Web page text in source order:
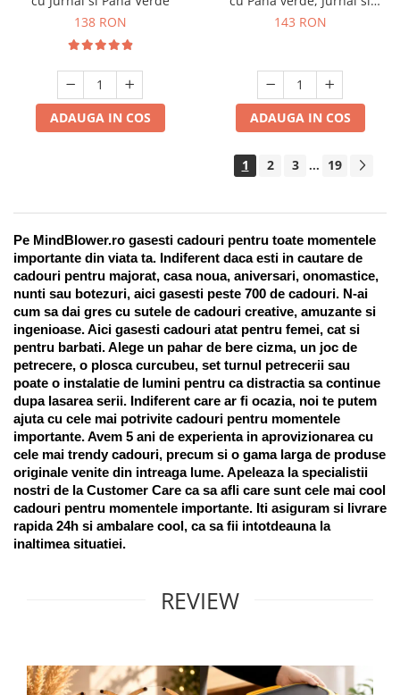
138 RON
ADAUGA IN COS
Suport pentru stilou, 9 piese
143 RON
ADAUGA IN COS
1 2 3 ... 19
Pe MindBlower.ro gasesti cadouri pentru toate momentele
importante din viata ta. Indiferent daca esti in cautare de
cadouri pentru majorat, casa noua, aniversari, onomastice,
nunti sau botezuri, aici gasesti peste 700 de cadouri. N-ai
cum sa dai gres cu sutele de cadouri creative, amuzante si
ingenioase. Aici gasesti cadouri atat pentru femei, cat si
pentru barbati. Alege un pahar de bere cizma, un joc de
petrecere, o plosca curcubeu, set turnul petrecerii sau
poate o instalatie de lumini pentru ca distractia sa continue
dupa lasarea serii. Indiferent care ar fi ocazia, noi te putem
ajuta cu cele mai potrivite cadouri pentru momentele
importante. Avem 5 ani de experienta in aprovizionarea cu
cele mai trendy cadouri, precum si o gama larga de produse
originale venite din intreaga lume. Apeleaza la specialistii
nostri de la Customer Care ca sa afli care sunt cele mai cool
cadouri pentru momentele importante. Iti asiguram si livrare
rapida 24h si ambalare cool, ca sa fii intotdeauna la
inaltimea situatiei.
REVIEW